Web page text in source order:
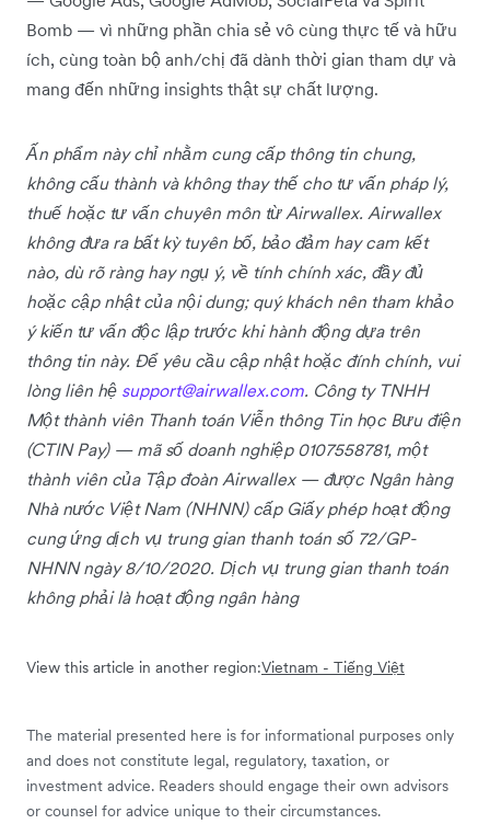
Bomb — vì những phần chia sẻ vô cùng thực tế và hữu
ích, cùng toàn bộ anh/chị đã dành thời gian tham dự và
mang đến những insights thật sự chất lượng.
Ấn phẩm này chỉ nhằm cung cấp thông tin chung,
không cấu thành và không thay thế cho tư vấn pháp lý,
thuế hoặc tư vấn chuyên môn từ Airwallex. Airwallex
không đưa ra bất kỳ tuyên bố, bảo đảm hay cam kết
nào, dù rõ ràng hay ngụ ý, về tính chính xác, đầy đủ
hoặc cập nhật của nội dung; quý khách nên tham khảo
ý kiến tư vấn độc lập trước khi hành động dựa trên
thông tin này. Để yêu cầu cập nhật hoặc đính chính, vui
lòng liên hệ support@airwallex.com. Công ty TNHH
Một thành viên Thanh toán Viễn thông Tin học Bưu điện
(CTIN Pay) — mã số doanh nghiệp 0107558781, một
thành viên của Tập đoàn Airwallex — được Ngân hàng
Nhà nước Việt Nam (NHNN) cấp Giấy phép hoạt động
cung ứng dịch vụ trung gian thanh toán số 72/GP-
NHNN ngày 8/10/2020. Dịch vụ trung gian thanh toán
không phải là hoạt động ngân hàng
View this article in another region:Vietnam - Tiếng Việt
The material presented here is for informational purposes only
and does not constitute legal, regulatory, taxation, or
investment advice. Readers should engage their own advisors
or counsel for advice unique to their circumstances.